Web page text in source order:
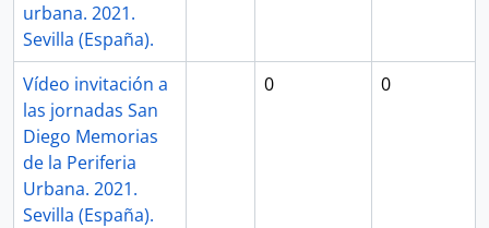
urbana. 2021.
Sevilla (España).
Vídeo invitación a
las jornadas San
Diego Memorias
de la Periferia
Urbana. 2021.
Sevilla (España).
0 0